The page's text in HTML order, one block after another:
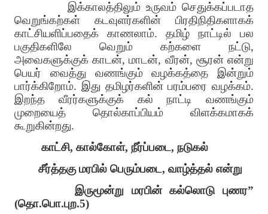
இக்காலத்திலும் உருவம் செதுக்கப்படாத
வெறுங்கற்கள் கடவுளர்களின் பிரதிநிதிகளாகக்
காட்சியளிப்பதைக் காணலாம். தமிழ் நாட்டில் பல
பகுதிகளிலே வெறும் கற்களை நட்டு,
அவைகளுக்குக் காடன், மாடன், வீரன், சூரன் என்று
பெயர் வைத்து வணங்கும் வழக்கத்தை இன்றும்
பார்க்கிறோம். இது தமிழர்களின் பரம்பரை வழக்கம்.
இறந்த வீரர்களுக்குக் கல் நாட்டி வணங்கும்
முறையைத் தொல்காப்பியம் விளக்கமாகக்
கூறுகின்றது.
காட்சி, கால்கோள், நீர்ப்படை, நடுகல்
சீர்த்தகு மரபில் பெரும்படை, வாழ்த்தல் என்று
இருமூன்று மரபின் கல்லொடு புணர”
(தொ.பொ.புற.5)